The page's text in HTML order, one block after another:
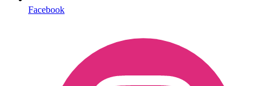
Facebook